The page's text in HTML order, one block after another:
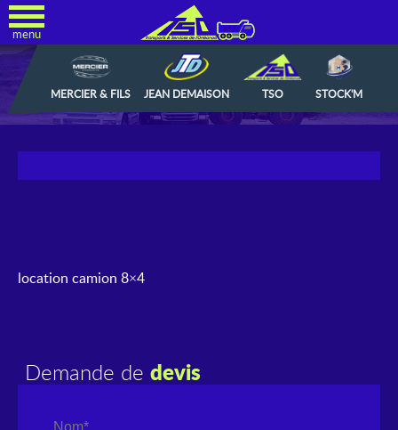
menu
MERCIER & FILS JEAN DEMAISON TSO STOCK'M
location camion 8×4
Demande de devis